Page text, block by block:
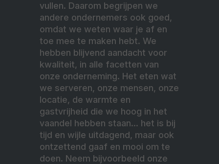
vullen. Daarom begrijpen we
andere ondernemers ook goed,
omdat we weten waar je af en
toe mee te maken hebt. We
hebben blijvend aandacht voor
kwaliteit, in alle facetten van
onze onderneming. Het eten wat
we serveren, onze mensen, onze
locatie, de warmte en
gastvrijheid die we hoog in het
vaandel hebben staan… het is bij
tijd en wijle uitdagend, maar ook
ontzettend gaaf en mooi om te
doen. Neem bijvoorbeeld onze